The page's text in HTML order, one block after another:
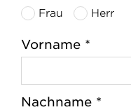
Frau Herr
Vorname *
Nachname *